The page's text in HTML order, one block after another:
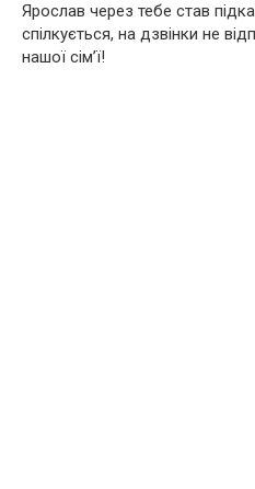
Ярослав через тебе став
спілкується, на дзвінки не
нашої сім’ї!